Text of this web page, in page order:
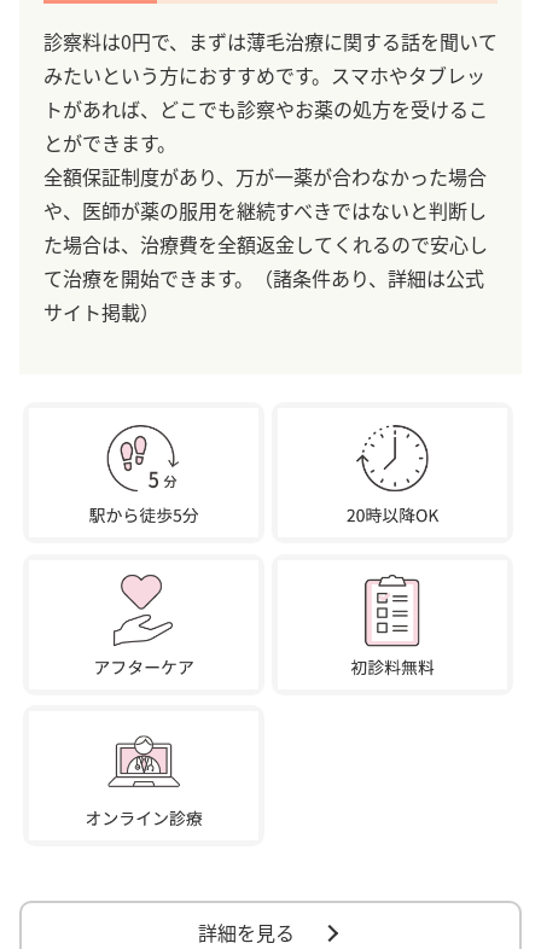
診察料は0円で、まずは薄毛治療に関する話を聞いて
みたいという方におすすめです。スマホやタブレッ
トがあれば、どこでも診察やお薬の処方を受けるこ
とができます。
全額保証制度があり、万が一薬が合わなかった場合
や、医師が薬の服用を継続すべきではないと判断し
た場合は、治療費を全額返金してくれるので安心し
て治療を開始できます。（諸条件あり、詳細は公式
サイト掲載）
詳細を見る